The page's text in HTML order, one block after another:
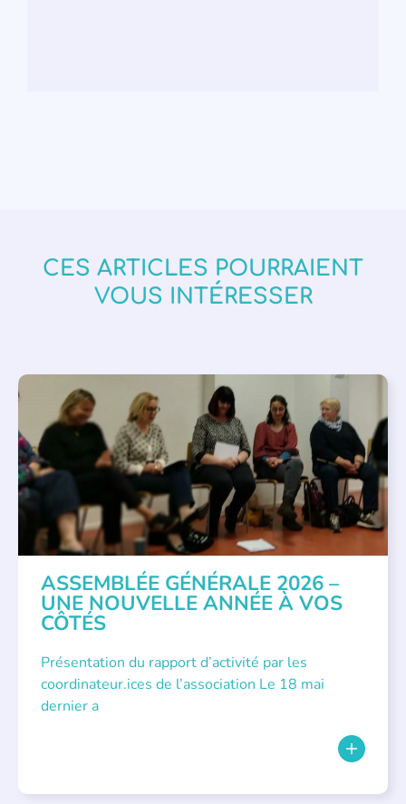
CES ARTICLES POURRAIENT
VOUS INTÉRESSER
APPEL À SOUTIEN , VIE DE L'ASSOCIATION
ASSEMBLÉE GÉNÉRALE 2026 –
UNE NOUVELLE ANNÉE À VOS
CÔTÉS
Présentation du rapport d’activité par les
coordinateur.ices de l’association Le 18 mai
dernier a